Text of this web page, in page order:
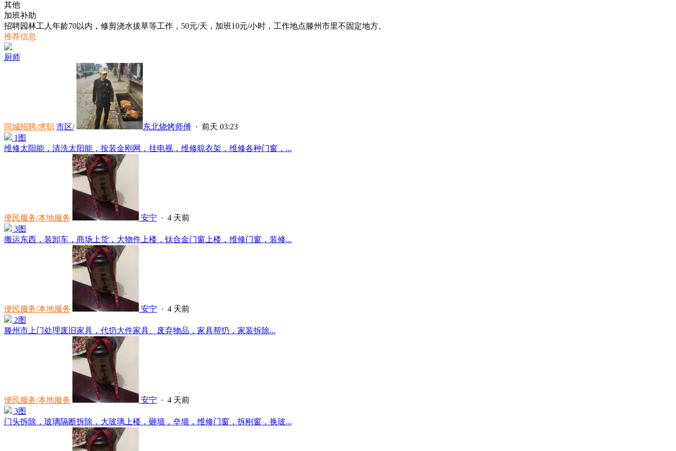
其他
加班补助
招聘园林工人年龄70以内，修剪浇水拔草等工作，50元/天，加班10元/小时，工作地点滕州市里不固定地方。
推荐信息
厨师
同城招聘/求职 市区/ 东北烧烤师傅 · 前天 03:23
1图
维修太阳能，清洗太阳能，按装金刚网，挂电视，维修晾衣架，维修各种门窗，...
便民服务/本地服务 安宁 · 4 天前
3图
搬运东西，装卸车，商场上货，大物件上楼，钛合金门窗上楼，维修门窗，装修...
便民服务/本地服务 安宁 · 4 天前
2图
滕州市上门处理废旧家具，代扔大件家具、废弃物品，家具帮扔，家装拆除...
便民服务/本地服务 安宁 · 4 天前
3图
门头拆除，玻璃隔断拆除，大玻璃上楼，砸墙，垒墙，维修门窗，拆刚窗，换玻...